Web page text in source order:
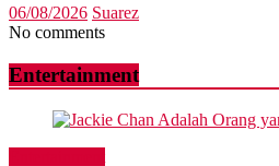
06/08/2026 Suarez
No comments
Entertainment